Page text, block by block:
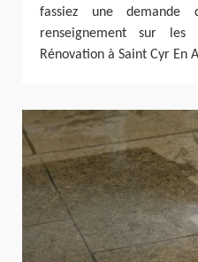
fassiez une
renseignement sur les
Rénovation à Saint Cyr En